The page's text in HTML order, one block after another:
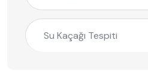
Su Kaçağı Tespiti